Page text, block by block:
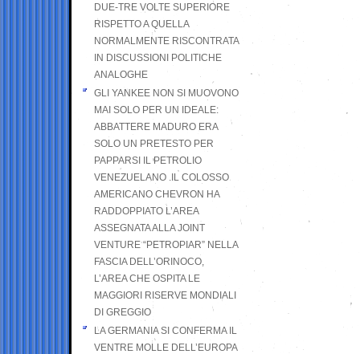
DUE-TRE VOLTE SUPERIORE
RISPETTO A QUELLA
NORMALMENTE RISCONTRATA
IN DISCUSSIONI POLITICHE
ANALOGHE
GLI YANKEE NON SI MUOVONO
MAI SOLO PER UN IDEALE:
ABBATTERE MADURO ERA
SOLO UN PRETESTO PER
PAPPARSI IL PETROLIO
VENEZUELANO .IL COLOSSO
AMERICANO CHEVRON HA
RADDOPPIATO L’AREA
ASSEGNATA ALLA JOINT
VENTURE “PETROPIAR” NELLA
FASCIA DELL’ORINOCO,
L’AREA CHE OSPITA LE
MAGGIORI RISERVE MONDIALI
DI GREGGIO
LA GERMANIA SI CONFERMA IL
VENTRE MOLLE DELL’EUROPA